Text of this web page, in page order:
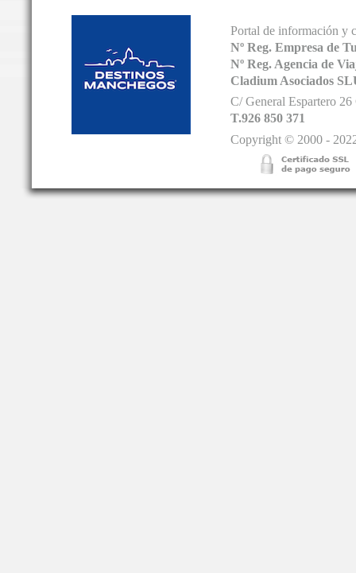
Portal de información y
Nº Reg. Empresa de
Nº Reg. Agencia de
Cladium Asociados
C/ General Espartero
T.926 850 371
Copyright © 2000 -